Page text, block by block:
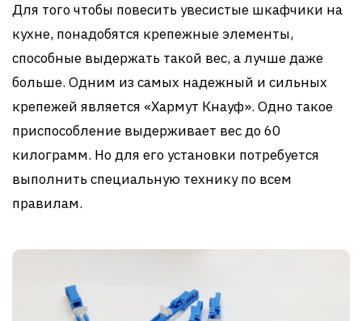
Для того чтобы повесить увесистые шкафчики на
кухне, понадобятся крепежные элементы,
способные выдержать такой вес, а лучше даже
больше. Одним из самых надежный и сильных
крепежей является «Хармут Кнауф». Одно такое
приспособление выдерживает вес до 60
килограмм. Но для его установки потребуется
выполнить специальную технику по всем
правилам.